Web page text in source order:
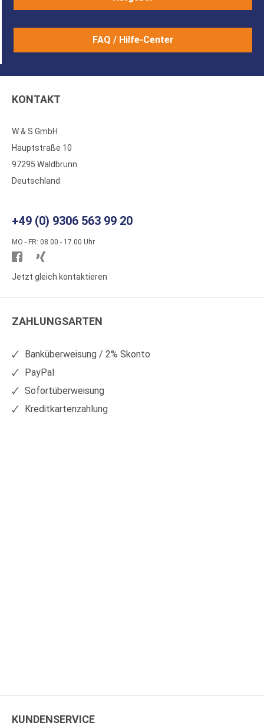
FAQ / Hilfe-Center
KONTAKT
W & S GmbH
Hauptstraße 10
97295 Waldbrunn
Deutschland
+49 (0) 9306 563 99 20
MO - FR: 08.00 - 17.00 Uhr
Besuchen
Sie
auf
Sie
auf
Jetzt gleich kontaktieren
ZAHLUNGSARTEN
Banküberweisung / 2% Skonto
PayPal
Sofortüberweisung
Kreditkartenzahlung
KUNDENSERVICE